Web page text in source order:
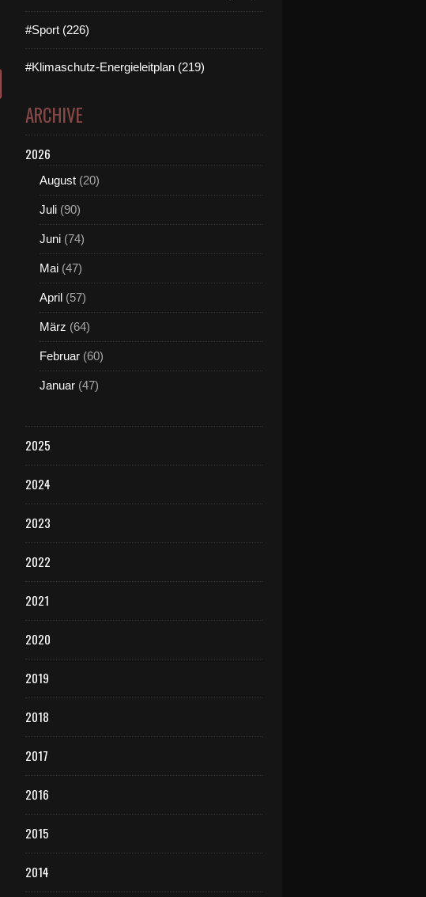
#Sport (226)
#Klimaschutz-Energieleitplan (219)
ARCHIVE
2026
August (20)
Juli (90)
Juni (74)
Mai (47)
April (57)
März (64)
Februar (60)
Januar (47)
2025
2024
2023
2022
2021
2020
2019
2018
2017
2016
2015
2014